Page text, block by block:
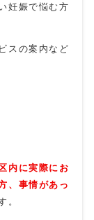
妊娠で悩む方
スの案内など
内に実際にお
、 事情があっ
。